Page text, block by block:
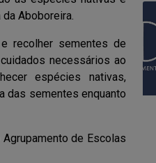
Aboboreira.
recolher sementes de
necessários ao
espécies nativas,
das sementes enquanto
de Escolas